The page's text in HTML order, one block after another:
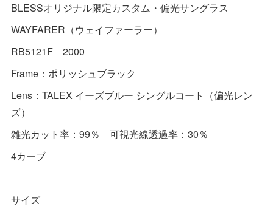
BLESSオリジナル限定カスタム・偏光サングラス
WAYFARER（ウェイファーラー）
RB5121F 2000
Frame：ポリッシュブラック
Lens：TALEX イーズブルー シングルコート（偏光レン
ズ）
雑光カット率：99％ 可視光線透過率：30％
4カーブ
サイズ